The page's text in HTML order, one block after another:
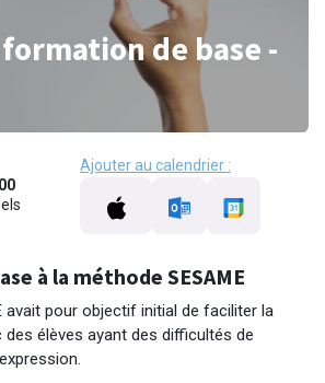
formation de base -
Ajouter au calendrier :
à la méthode SESAME
avait pour objectif initial de faciliter la
élèves ayant des difficultés de